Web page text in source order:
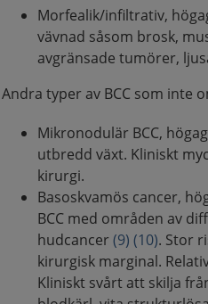
Morfealik/infiltrativ,
vävnad såsom brosk,
avgränsade tumörer,
Andra typer av BCC som inte
Mikronodulär BCC,
utbredd växt. Kliniskt
kirurgi.
Basoskvamös cancer,
BCC med områden av
hudcancer(9) (10). Stor
kirurgisk marginal.
Kliniskt svårt att skilja